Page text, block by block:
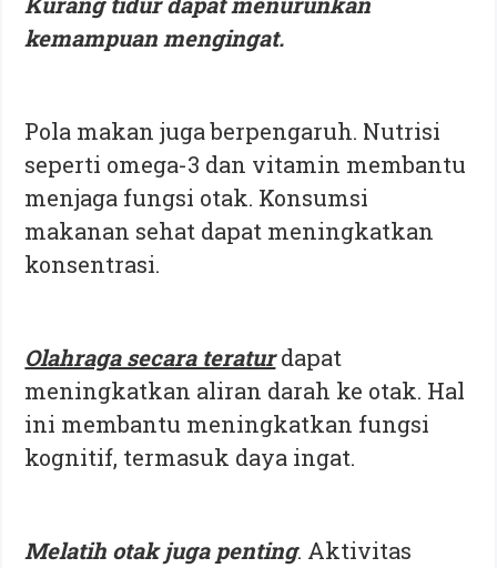
kemampuan mengingat.
Pola makan juga berpengaruh. Nutrisi
seperti omega-3 dan vitamin membantu
menjaga fungsi otak. Konsumsi
makanan sehat dapat meningkatkan
konsentrasi.
Olahraga secara teratur dapat
meningkatkan aliran darah ke otak. Hal
ini membantu meningkatkan fungsi
kognitif, termasuk daya ingat.
Melatih otak juga penting. Aktivitas